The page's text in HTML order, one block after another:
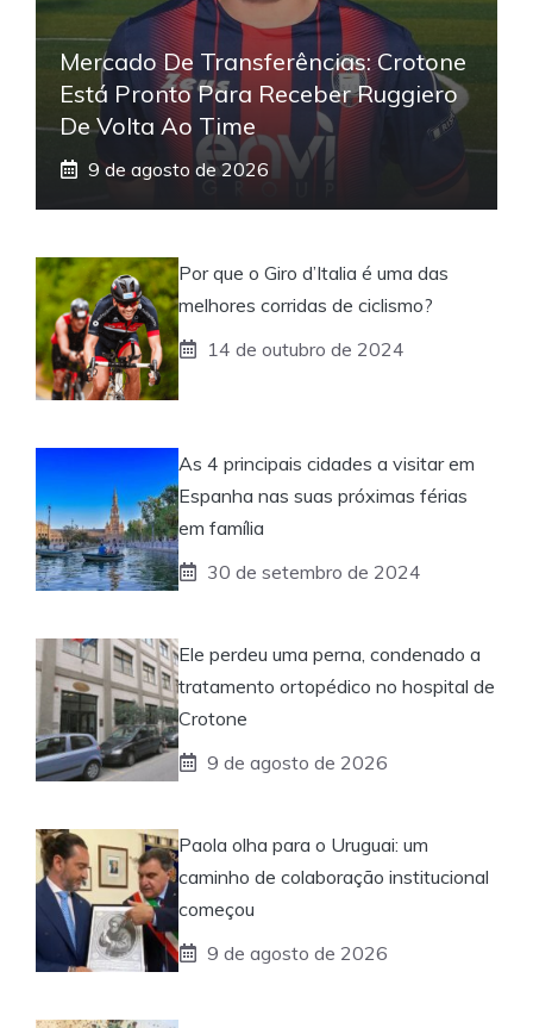
Mercado De Transferências: Crotone
Está Pronto Para Receber Ruggiero
De Volta Ao Time
9 de agosto de 2026
Por que o Giro d’Italia é uma das
melhores corridas de ciclismo?
14 de outubro de 2024
As 4 principais cidades a visitar em
Espanha nas suas próximas férias
em família
30 de setembro de 2024
Ele perdeu uma perna, condenado a
tratamento ortopédico no hospital de
Crotone
9 de agosto de 2026
Paola olha para o Uruguai: um
caminho de colaboração institucional
começou
9 de agosto de 2026